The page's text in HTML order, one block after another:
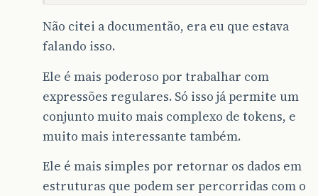
Não citei a documentão, era eu que estava
falando isso.
Ele é mais poderoso por trabalhar com
expressões regulares. Só isso já permite um
conjunto muito mais complexo de tokens, e
muito mais interessante também.
Ele é mais simples por retornar os dados em
estruturas que podem ser percorridas com o